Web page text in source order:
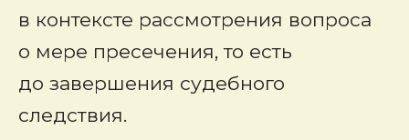
в контексте рассмотрения вопроса
о мере пресечения, то есть
до завершения судебного
следствия.